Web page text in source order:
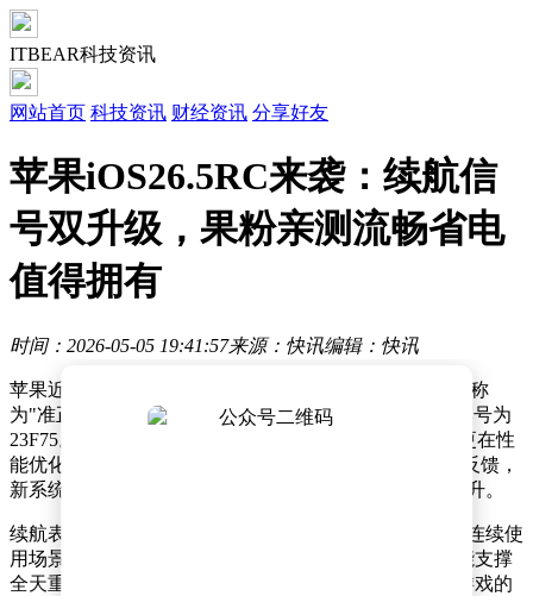
ITBEAR科技资讯
网站首页 科技资讯 财经资讯 分享好友
苹果iOS26.5RC来袭：续航信
号双升级，果粉亲测流畅省电
值得拥有
时间：2026-05-05 19:41:57来源：快讯编辑：快讯
苹果近日悄然推送了iOS 26.5 RC版本更新，这个被果粉称
为"准正式版"的系统距离上一版本仅间隔7天，内部版本号为
23F75。此次更新不仅带来了2026年度专属彩虹壁纸，更在性
能优化方面引发用户热议。多位iPhone用户连夜升级后反馈，
新系统在续航、温控、流畅度等核心体验上实现显著提升。
续航表现成为最大亮点。多名用户实测发现，新系统在连续使
用场景下耗电速度明显放缓，部分用户表示"充满电后能支撑
全天重度使用"。特别在游戏场景中，《原神》等大型游戏的